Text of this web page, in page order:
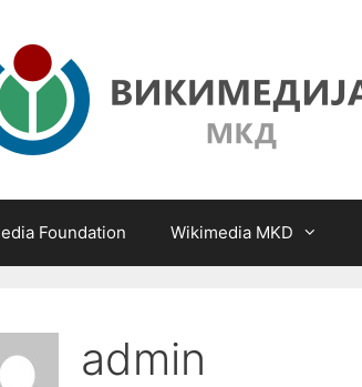
Foundation Wikimedia MKD
admin